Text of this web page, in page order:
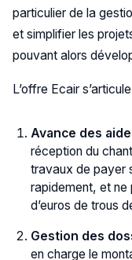
particulier de la
et simplifier les
pouvant alors
L’offre Ecair
Avance des
réception du
travaux de payer
rapidement, et ne
d’euros de trous
Gestion des
en charge le